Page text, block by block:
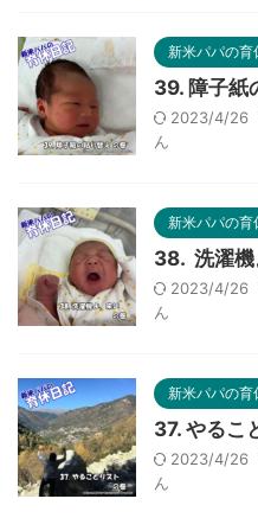
新米パパの育
39. 障子紙
2023/4/26
ん
新米パパの育
38. 洗濯機
2023/4/26
ん
新米パパの育
37. やるこ
2023/4/26
ん